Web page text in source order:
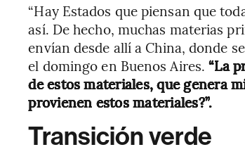
“Hay Estados que piensan que
así. De hecho, muchas materias
envían desde allí a China, donde
el domingo en Buenos Aires.“La
de estos materiales, que genera
provienen estos materiales?”.
Transición verde